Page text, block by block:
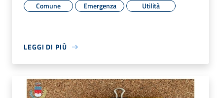
Comune Emergenza Utilità
LEGGI DI PIÙ